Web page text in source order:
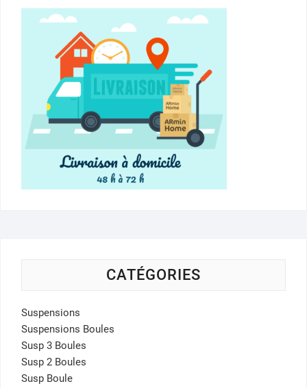
CATÉGORIES
Suspensions
Suspensions Boules
Susp 3 Boules
Susp 2 Boules
Susp Boule